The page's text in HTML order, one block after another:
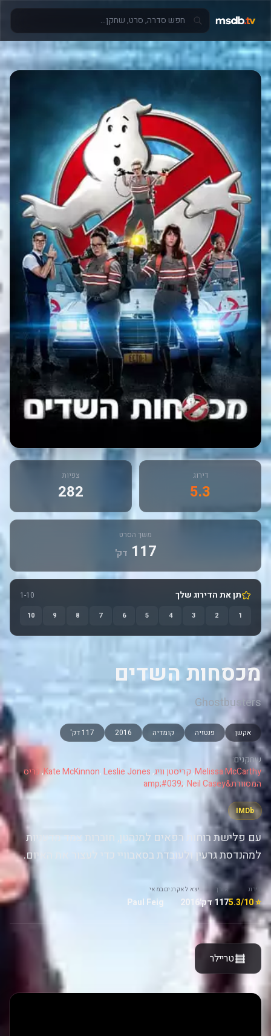
דירוג
5.3
צפיות
282
משך הסרט
117 דק'
תן את הדירוג שלך 1-10
1
2
3
4
5
6
7
8
9
10
מכסחות השדים
Ghostbusters
אקשן פנטזיה קומדיה 2016 117 דק'
שחקנים:
Melissa McCarthy
,קריסטן וויג,
Kate McKinnon,Leslie Jones
,כריס
המסוורת&amp;#039;
,Neil Casey
IMDb
עם פלישת רוחות רפאים למנהטן, חוברות צמד מדעניות
למהנדסת גרעין ולעובדת בסאבוויי כדי לעצור את האיום.
דירוג
⭐ 5.3/10
אורך
117 דק'
יצא לאקרנים
2016
במאי
Paul Feig
טריילר